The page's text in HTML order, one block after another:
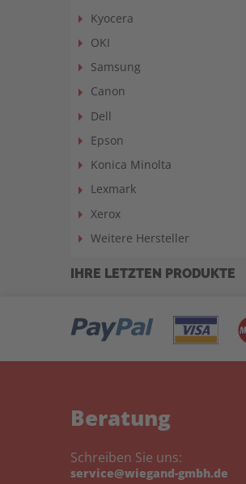
Kyocera
OKI
Samsung
Canon
Dell
Epson
Konica Minolta
Lexmark
Xerox
Weitere Hersteller
IHRE LETZTEN PRODUKTE
Beratung
Schreiben Sie uns:
service@wiegand-gmbh.de